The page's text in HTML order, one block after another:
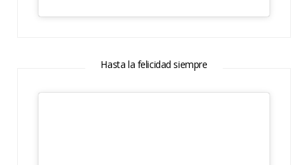
Hasta la felicidad siempre